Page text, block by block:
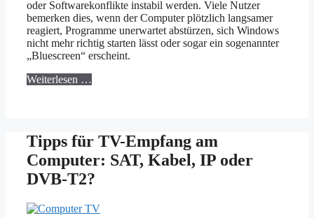
oder Softwarekonflikte instabil werden. Viele Nutzer
bemerken dies, wenn der Computer plötzlich langsamer
reagiert, Programme unerwartet abstürzen, sich Windows
nicht mehr richtig starten lässt oder sogar ein sogenannter
„Bluescreen“ erscheint.
Weiterlesen …
Tipps für TV-Empfang am
Computer: SAT, Kabel, IP oder
DVB-T2?